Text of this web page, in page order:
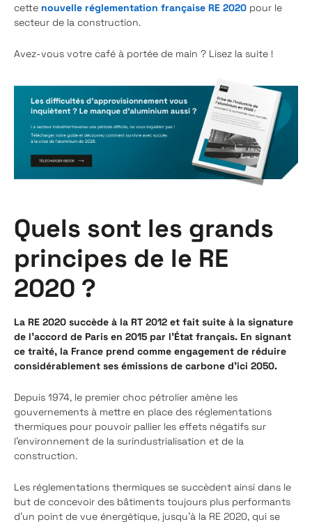
cette nouvelle réglementation française RE 2020 pour le
secteur de la construction.
Avez-vous votre café à portée de main ? Lisez la suite !
Quels sont les grands
principes de le RE
2020 ?
La RE 2020 succède à la RT 2012 et fait suite à la signature
de l’accord de Paris en 2015 par l’État français. En signant
ce traité, la France prend comme engagement de réduire
considérablement ses émissions de carbone d’ici 2050.
Depuis 1974, le premier choc pétrolier amène les
gouvernements à mettre en place des réglementations
thermiques pour pouvoir pallier les effets négatifs sur
l’environnement de la surindustrialisation et de la
construction.
Les réglementations thermiques se succèdent ainsi dans le
but de concevoir des bâtiments toujours plus performants
d’un point de vue énergétique, jusqu’à la RE 2020, qui se